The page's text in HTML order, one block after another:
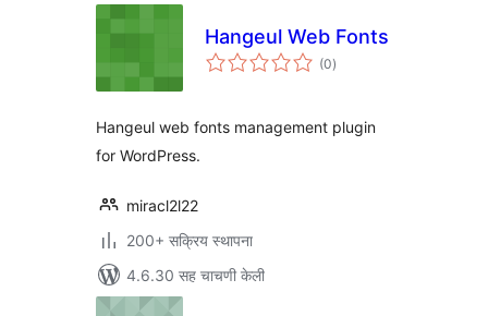
Hangeul Web Fonts
(0एकूण
मूल्यांकन
)
Hangeul web fonts management plugin
for WordPress.
miracl2l22
200+ सक्रिय स्थापना
4.6.30 सह चाचणी केली